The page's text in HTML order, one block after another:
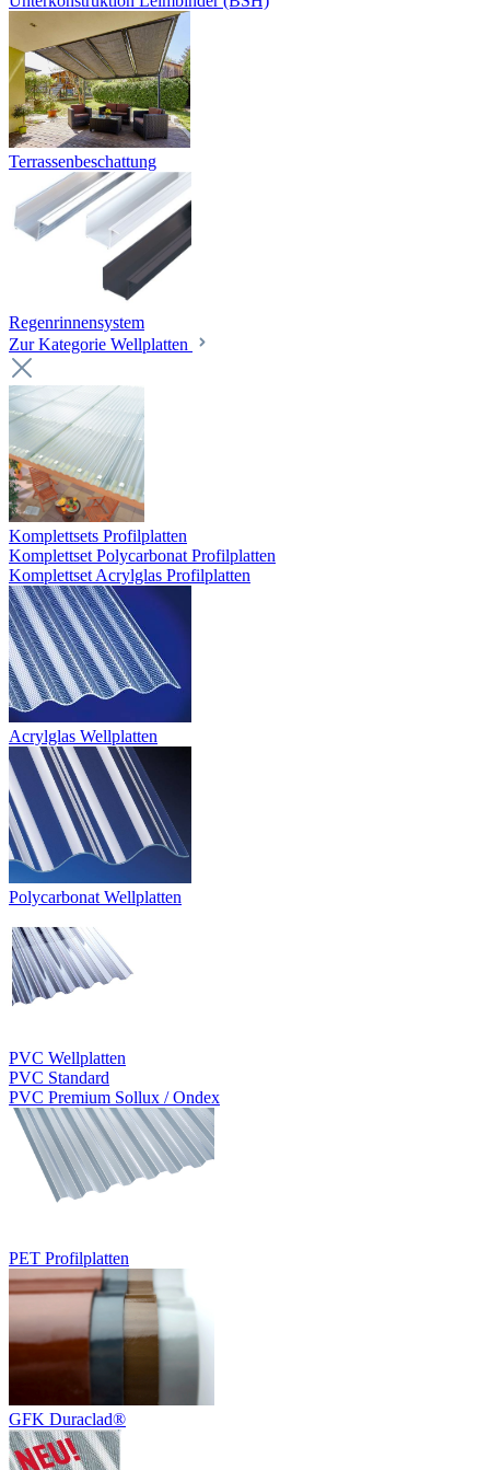
Terrassenbeschattung
Regenrinnensystem
Zur Kategorie Wellplatten
Komplettsets Profilplatten
Komplettset Polycarbonat Profilplatten
Komplettset Acrylglas Profilplatten
Acrylglas Wellplatten
Polycarbonat Wellplatten
PVC Wellplatten
PVC Standard
PVC Premium Sollux / Ondex
PET Profilplatten
GFK Duraclad®